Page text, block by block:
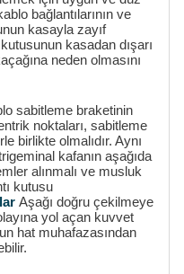
bağlantılarının ve
kasayla zayıf
kasadan dışarı
neden olmasını
sabitleme braketinin
noktaları, sabitleme
birlikte olmalıdır. Aynı
kafanın aşağıda
alınmalı ve musluk
kutusu
Aşağı doğru çekilmeye
yol açan kuvvet
hat muhafazasından